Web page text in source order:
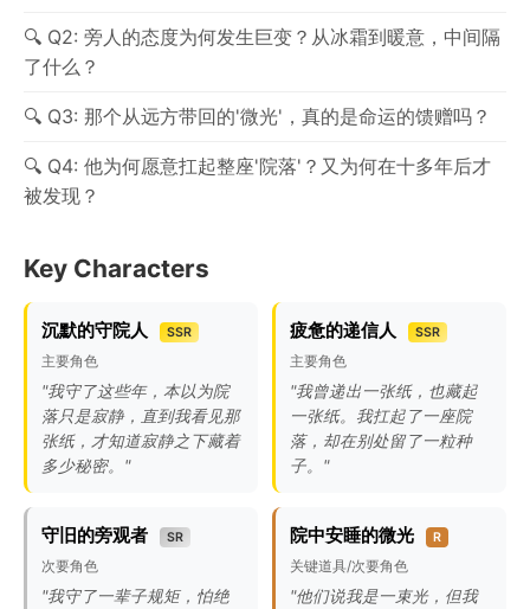
Q2: 旁人的态度为何发生巨变？从冰霜到暖意，中间隔
了什么？
Q3: 那个从远方带回的'微光'，真的是命运的馈赠吗？
Q4: 他为何愿意扛起整座'院落'？又为何在十多年后才
被发现？
Key Characters
沉默的守院人 SSR
主要角色
"我守了这些年，本以为院
落只是寂静，直到我看见那
张纸，才知道寂静之下藏着
多少秘密。"
疲惫的递信人 SSR
主要角色
"我曾递出一张纸，也藏起
一张纸。我扛起了一座院
落，却在别处留了一粒种
子。"
守旧的旁观者 SR
次要角色
"我守了一辈子规矩，怕绝
院中安睡的微光 R
关键道具/次要角色
"他们说我是一束光，但我